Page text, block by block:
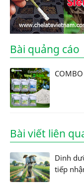
Bài quảng cáo
Bài viết liên
Dinh
tiếp